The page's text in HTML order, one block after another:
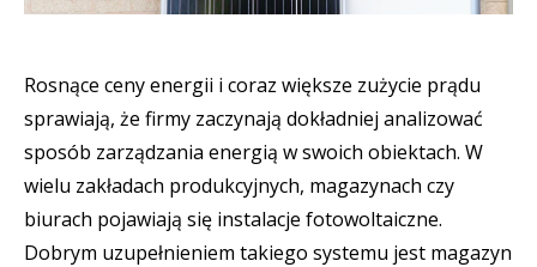
Rosnące ceny energii i coraz większe zużycie prądu
sprawiają, że firmy zaczynają dokładniej analizować
sposób zarządzania energią w swoich obiektach. W
wielu zakładach produkcyjnych, magazynach czy
biurach pojawiają się instalacje fotowoltaiczne.
Dobrym uzupełnieniem takiego systemu jest magazyn